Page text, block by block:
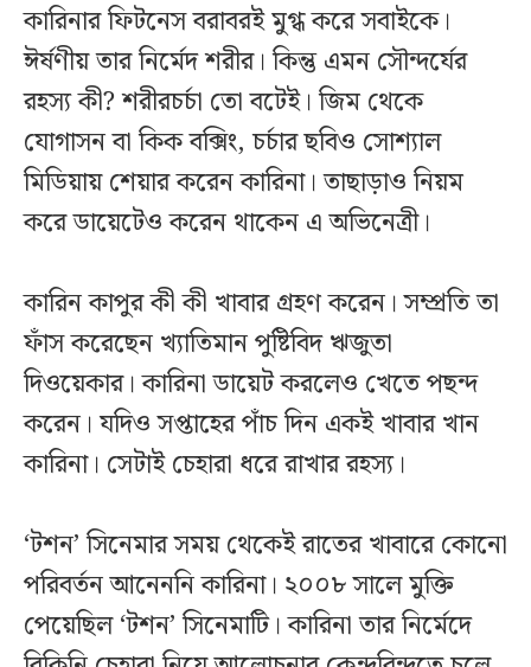
কারিনার ফিটনেস বরাবরই মুগ্ধ করে সবাইকে।
ঈর্ষণীয় তার নির্মেদ শরীর। কিন্তু এমন সৌন্দর্যের
রহস্য কী? শরীরচর্চা তো বটেই। জিম থেকে
যোগাসন বা কিক বক্সিং, চর্চার ছবিও সোশ্যাল
মিডিয়ায় শেয়ার করেন কারিনা। তাছাড়াও নিয়ম
করে ডায়েটেও করেন থাকেন এ অভিনেত্রী।
কারিন কাপুর কী কী খাবার গ্রহণ করেন। সম্প্রতি তা
ফাঁস করেছেন খ্যাতিমান পুষ্টিবিদ ঋজুতা
দিওয়েকার। কারিনা ডায়েট করলেও খেতে পছন্দ
করেন। যদিও সপ্তাহের পাঁচ দিন একই খাবার খান
কারিনা। সেটাই চেহারা ধরে রাখার রহস্য।
‘টশন’ সিনেমার সময় থেকেই রাতের খাবারে কোনো
পরিবর্তন আনেননি কারিনা। ২০০৮ সালে মুক্তি
পেয়েছিল ‘টশন’ সিনেমাটি। কারিনা তার নির্মেদে